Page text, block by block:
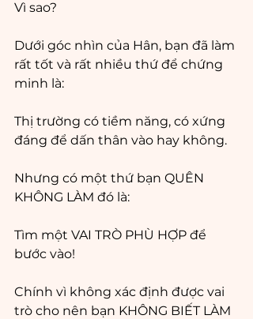
Vì sao?
Dưới góc nhìn của Hân, bạn đã làm
rất tốt và rất nhiều thứ để chứng
minh là:
Thị trường có tiềm năng, có xứng
đáng để dấn thân vào hay không.
Nhưng có một thứ bạn QUÊN
KHÔNG LÀM đó là:
Tìm một VAI TRÒ PHÙ HỢP để
bước vào!
Chính vì không xác định được vai
trò cho nên bạn KHÔNG BIẾT LÀM